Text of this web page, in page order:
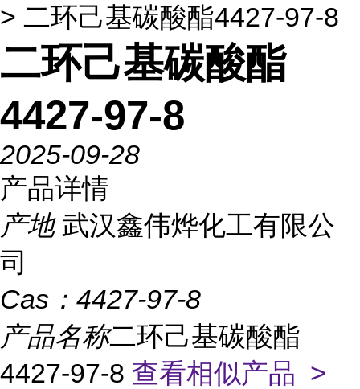
> 二环己基碳酸酯4427-97-8
二环己基碳酸酯
4427-97-8
2025-09-28
产品详情
产地 武汉鑫伟烨化工有限公
司
Cas： 4427-97-8
产品名称二环己基碳酸酯
4427-97-8 查看相似产品 >